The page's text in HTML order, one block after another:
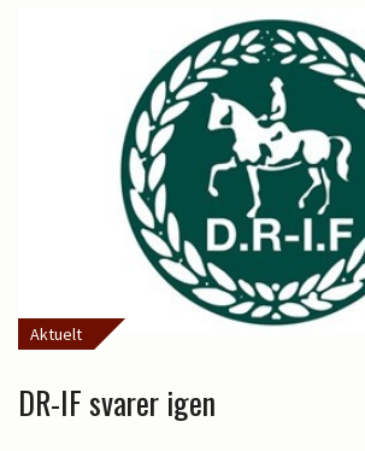
Aktuelt
DR-IF svarer igen